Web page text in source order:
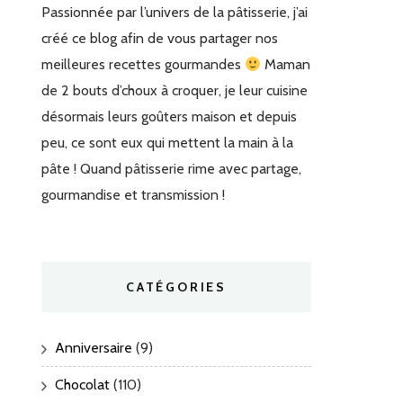
Passionnée par l’univers de la pâtisserie, j’ai
créé ce blog afin de vous partager nos
meilleures recettes gourmandes
Maman
de 2 bouts d’choux à croquer, je leur cuisine
désormais leurs goûters maison et depuis
peu, ce sont eux qui mettent la main à la
pâte ! Quand pâtisserie rime avec partage,
gourmandise et transmission !
CATÉGORIES
Anniversaire (9)
Chocolat (110)